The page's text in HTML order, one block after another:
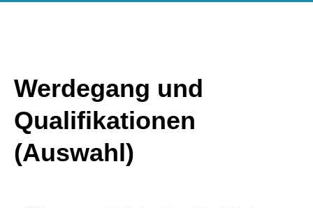
Werdegang und
Qualifikationen
(Auswahl)